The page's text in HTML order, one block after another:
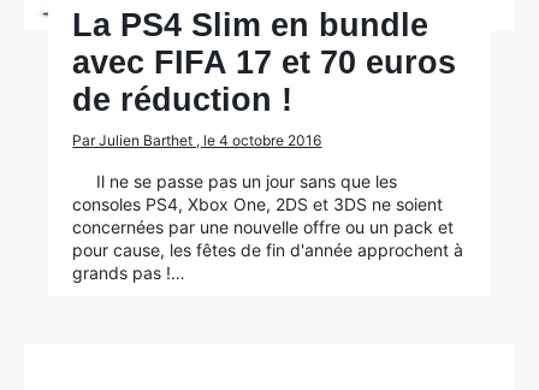
La PS4 Slim en bundle
avec FIFA 17 et 70 euros
de réduction !
Par Julien Barthet , le 4 octobre 2016
Il ne se passe pas un jour sans que les
consoles PS4, Xbox One, 2DS et 3DS ne soient
concernées par une nouvelle offre ou un pack et
pour cause, les fêtes de fin d'année approchent à
grands pas !…